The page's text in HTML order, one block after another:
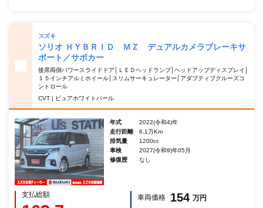
スズキ
ソリオ ＨＹＢＲＩＤ ＭＺ デュアルカメラブレーキサ
ポート／サポカー
後席両側パワースライドドア│ＬＥＤヘッドランプ│ヘッドアップディスプレイ│
１５インチアルミホイール│スリムサーキュレーター│アダプティブクルーズコ
ントロール
CVT | ピュアホワイトパール
年式
2022(令和4)年
走行距離
6.1万Km
排気量
1200cc
車検
2027(令和9)年05月
修復歴
なし
支払総額 車両価格 154 万円